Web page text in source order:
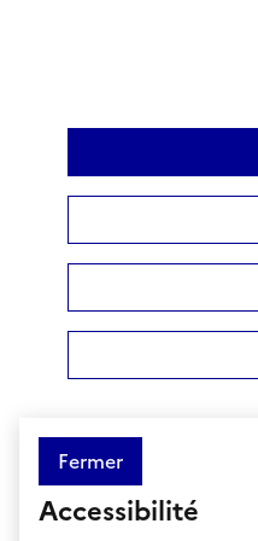
Fermer
Accessibilité